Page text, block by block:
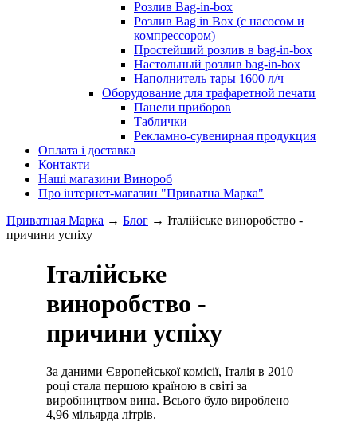
Розлив Bag-in-box
Розлив Bag in Box (с насосом и
компрессором)
Простейший розлив в bag-in-box
Настольный розлив bag-in-box
Наполнитель тары 1600 л/ч
Оборудование для трафаретной печати
Панели приборов
Таблички
Рекламно-сувенирная продукция
Оплата і доставка
Контакти
Наші магазини Винороб
Про інтернет-магазин "Приватна Марка"
Приватная Марка → Блог → Італійське виноробство -
причини успіху
Італійське
виноробство -
причини успіху
За даними Європейської комісії, Італія в 2010
році стала першою країною в світі за
виробництвом вина. Всього було вироблено
4,96 мільярда літрів.